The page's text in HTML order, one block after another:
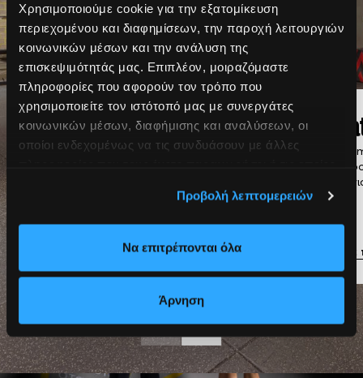
Χρησιμοποιούμε cookie για την εξατομίκευση
περιεχομένου και διαφημίσεων, την παροχή λειτουργιών
κοινωνικών μέσων και την ανάλυση της
επισκεψιμότητάς μας. Επιπλέον, μοιραζόμαστε
πληροφορίες που αφορούν τον τρόπο που
χρησιμοποιείτε τον ιστότοπό μας με συνεργάτες
κοινωνικών μέσων, διαφήμισης και αναλύσεων, οι
οποίοι ενδεχομένως να τις συνδυάσουν με άλλες
Προβολή λεπτομερειών
Να επιτρέπονται όλα
Άρνηση
Group Personal
Προπονήσεις σε ολιγομελή
Μάθε περισσότερα